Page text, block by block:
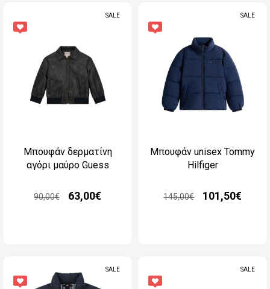
SALE
Μπουφάν δερματίνη
αγόρι μαύρο Guess
90,00€ 63,00€
SALE
Μπουφάν unisex Tommy
Hilfiger
145,00€ 101,50€
SALE SALE